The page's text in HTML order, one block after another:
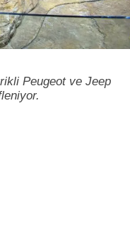
Peugeot ve Jeep